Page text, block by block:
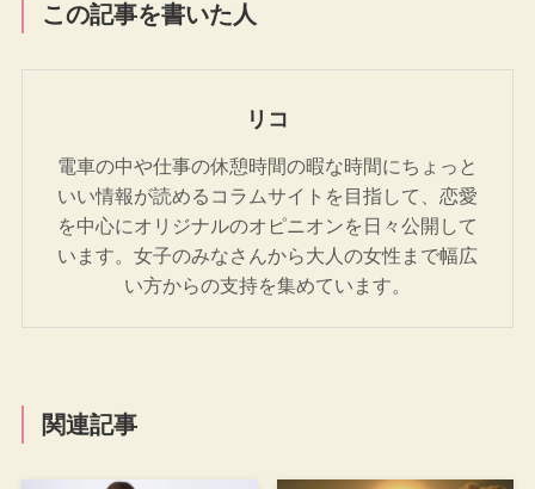
この記事を書いた人
リコ
電車の中や仕事の休憩時間の暇な時間にちょっと
いい情報が読めるコラムサイトを目指して、恋愛
を中心にオリジナルのオピニオンを日々公開して
います。女子のみなさんから大人の女性まで幅広
い方からの支持を集めています。
関連記事